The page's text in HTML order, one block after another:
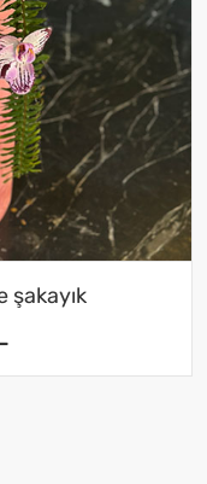
şakayık